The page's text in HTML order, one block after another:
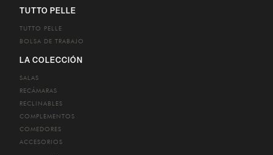
TUTTO PELLE
TUTTO PELLE
BOLSA DE TRABAJO
LA COLECCIÓN
SALAS
RECÁMARAS
RECLINABLES
COMPLEMENTOS
COMEDORES
ACCESORIOS